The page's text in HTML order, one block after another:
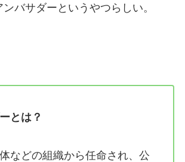
バサダーというやつらしい。
とは？
などの組織から任命され、公